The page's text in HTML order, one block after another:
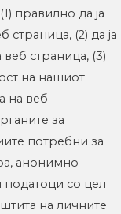
правилно да ја
(2) да ја
страница, (3)
на нашиот
на веб
за
потребни за
анонимно
податоци со цел
на личните